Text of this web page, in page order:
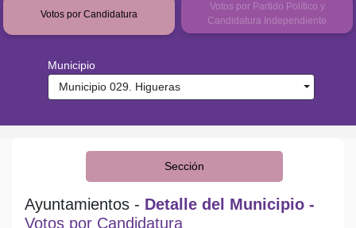
Votos por Candidatura
Votos por Partido Político y
Candidatura Independiente
Municipio
Municipio 029. Higueras
Sección
Ayuntamientos - Detalle del Municipio -
Votos por Candidatura